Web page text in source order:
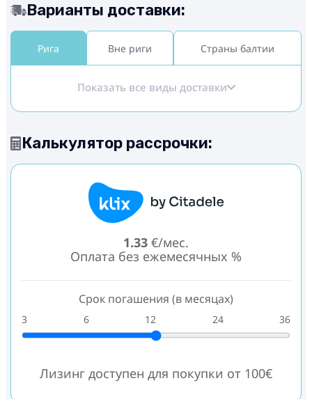
Варианты доставки:
Рига Вне риги Страны балтии
Показать все виды доставки
Калькулятор рассрочки:
1.33 €/мес.
Оплата без ежемесячных %
Срок погашения (в месяцах)
3 6 12 24 36
Лизинг доступен для покупки от 100€